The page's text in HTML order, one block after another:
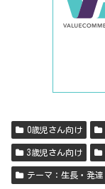
0歳児さん向け
3歳児さん向け
テーマ：生長・発達